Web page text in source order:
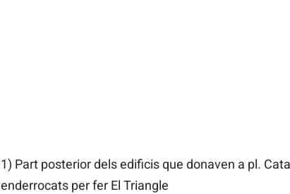
1) Part posterior dels edificis que donaven a pl.
enderrocats per fer El Triangle